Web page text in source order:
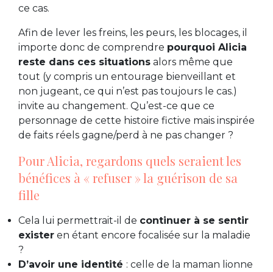
ce cas.
Afin de lever les freins, les peurs, les blocages, il
importe donc de comprendre pourquoi Alicia
reste dans ces situations alors même que
tout (y compris un entourage bienveillant et
non jugeant, ce qui n’est pas toujours le cas.)
invite au changement. Qu’est-ce que ce
personnage de cette histoire fictive mais inspirée
de faits réels gagne/perd à ne pas changer ?
Pour Alicia, regardons quels seraient les
bénéfices à « refuser » la guérison de sa
fille
Cela lui permettrait-il de continuer à se sentir
exister en étant encore focalisée sur la maladie
?
D’avoir une identité : celle de la maman lionne